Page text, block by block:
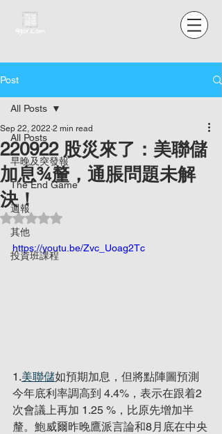
Post
All Posts
早晚及突發報
The End Game
週報
其他
投資班課程
All Posts
220922 股災來了：美聯儲
加息¾釐，通脹問題未解
決！
Sep 22, 2022 2 min read
Rated NaN out of 5 stars.
https://youtu.be/Zvc_Uoag2Tc
1.美聯儲如預期加息，但將點陣圖預測
今年底利率調高到 4.4%，表示在跟着2
次會議上再加 1.25 %，比原先增加半
釐。鮑威爾昨晚鷹派言論和8月底在中央